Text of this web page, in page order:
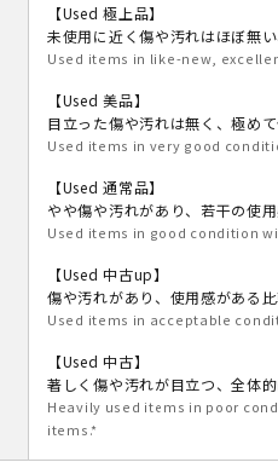
【Used 極上品】
未使用に近く傷や汚れはほぼ無
Used items in like-new,
【Used 美品】
目立った傷や汚れは無く、極め
Used items in very good
【Used 通常品】
やや傷や汚れがあり、若干の使
Used items in good condition
【Used 中古up】
傷や汚れがあり、使用感がある
Used items in acceptable
【Used 中古】
著しく傷や汚れが目立つ、全体
Heavily used items in poor
items.*